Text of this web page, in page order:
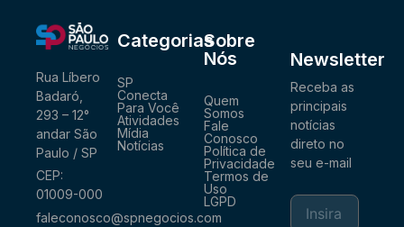
Rua Líbero
Badaró,
293 – 12°
andar São
Paulo / SP
CEP:
01009-000
faleconosco@spnegocios.com
Categorias
SP
Conecta
Para Você
Atividades
Mídia
Notícias
Sobre
Nós
Quem
Somos
Fale
Conosco
Política de
Privacidade
Termos de
Uso
LGPD
Newsletter
Receba as
principais
notícias
direto no
seu e-mail